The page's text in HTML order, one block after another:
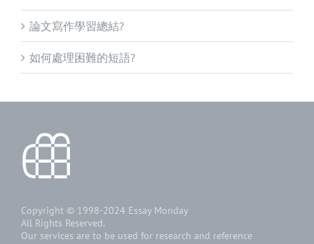
論文寫作學習總結?
如何處理困難的短語?
Copyright © 1998-2024 Essay Monday
All Rights Reserved.
Our services are to be used for research and reference